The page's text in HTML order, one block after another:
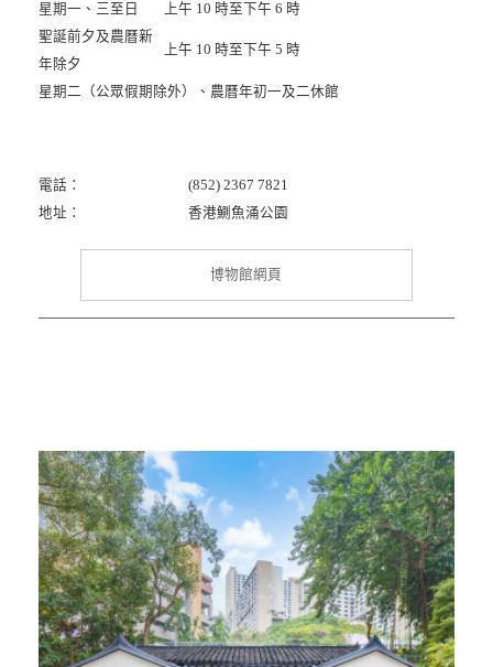
星期一、三至日
上午 10 時至下午 6 時
聖誕前夕及農曆新
年除夕
上午 10 時至下午 5 時
星期二（公眾假期除外）、農曆年初一及二休館
電話：
(852) 2367 7821
地址：
香港鰂魚涌公園
博物館網頁